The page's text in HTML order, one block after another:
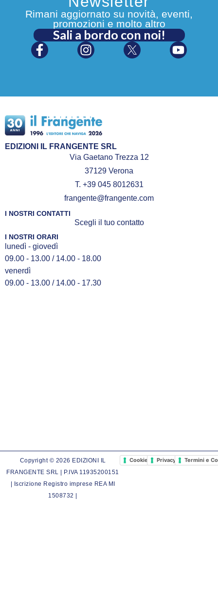
Rimani aggiornato su novità, eventi,
promozioni e molto altro
Sali a bordo con noi!
EDIZIONI IL FRANGENTE SRL
Via Gaetano Trezza 12
37129 Verona
T. +39 045 8012631
frangente@frangente.com
I NOSTRI CONTATTI
Scegli il tuo contatto
I NOSTRI ORARI
lunedì - giovedì
09.00 - 13.00 / 14.00 - 18.00
venerdì
09.00 - 13.00 / 14.00 - 17.30
Copyright © 2026 EDIZIONI IL
FRANGENTE SRL | P.IVA 11935200151
| Iscrizione Registro imprese REA MI
1508732 |
Cookie PolicyPrivacy PolicyTermini e